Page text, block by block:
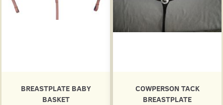
BREASTPLATE BABY
BASKET
COWPERSON TACK
BREASTPLATE